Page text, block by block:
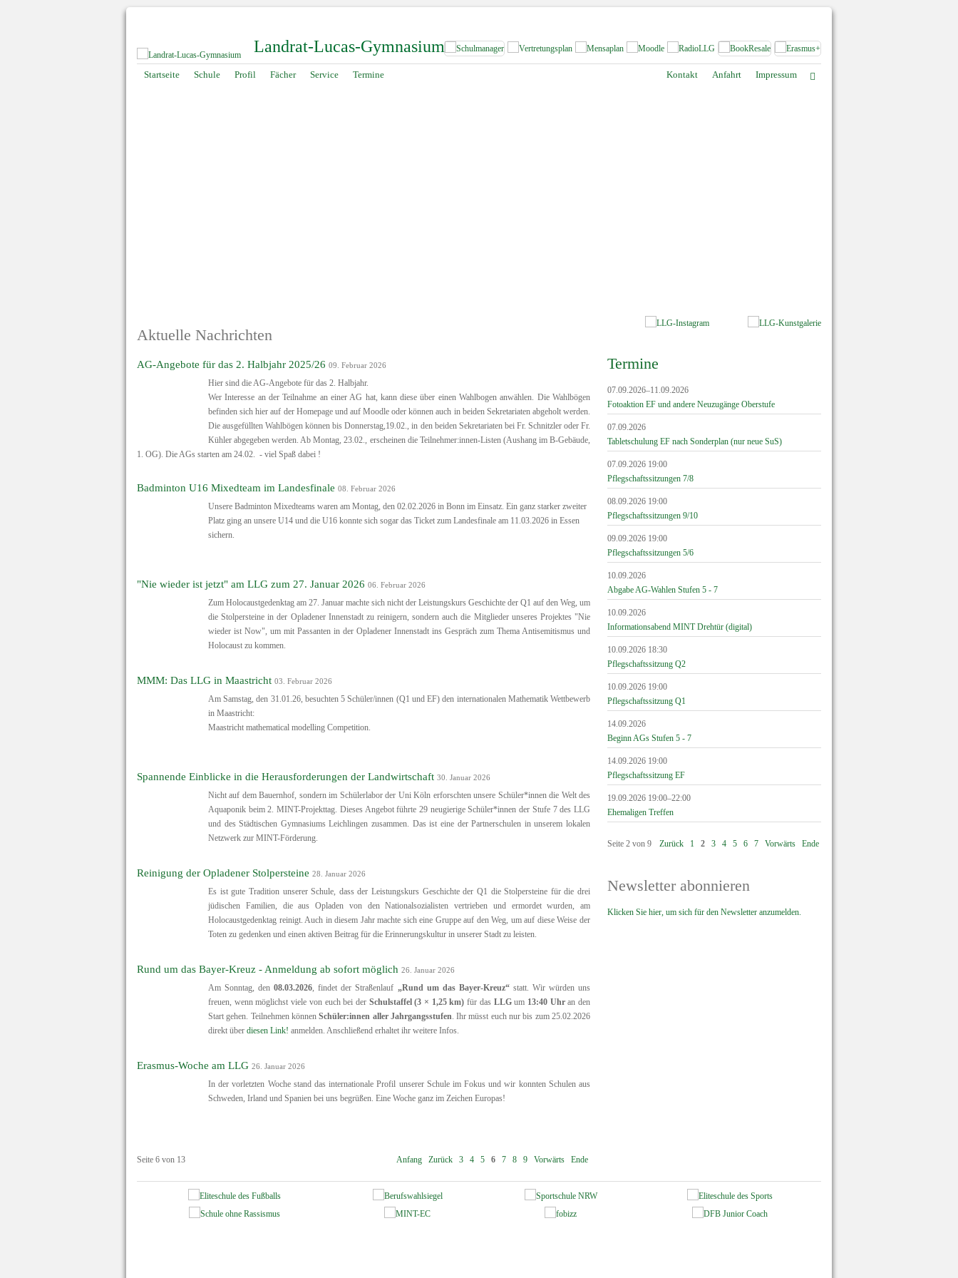
Landrat-Lucas-Gymnasium
Navigation
Startseite Schule Profil Fächer Service Termine Impressum
Anfahrt
Kontakt
Aktuelle Nachrichten
AG-Angebote für das 2. Halbjahr 2025/26 09. Februar 2026
Hier sind die AG-Angebote für das 2. Halbjahr.
Wer Interesse an der Teilnahme an einer AG hat, kann diese über einen Wahlbogen anwählen. Die Wahlbögen
befinden sich hier auf der Homepage und auf Moodle oder können auch in beiden Sekretariaten abgeholt werden.
Die ausgefüllten Wahlbögen können bis Donnerstag,19.02., in den beiden Sekretariaten bei Fr. Schnitzler oder Fr.
Kühler abgegeben werden. Ab Montag, 23.02., erscheinen die Teilnehmer:innen-Listen (Aushang im B-Gebäude,
1. OG). Die AGs starten am 24.02. - viel Spaß dabei !
Badminton U16 Mixedteam im Landesfinale 08. Februar 2026
Unsere Badminton Mixedteams waren am Montag, den 02.02.2026 in Bonn im Einsatz. Ein ganz starker zweiter
Platz ging an unsere U14 und die U16 konnte sich sogar das Ticket zum Landesfinale am 11.03.2026 in Essen
sichern.
"Nie wieder ist jetzt" am LLG zum 27. Januar 2026 06. Februar 2026
Zum Holocaustgedenktag am 27. Januar machte sich nicht der Leistungskurs Geschichte der Q1 auf den Weg, um
die Stolpersteine in der Opladener Innenstadt zu reinigern, sondern auch die Mitglieder unseres Projektes "Nie
wieder ist Now", um mit Passanten in der Opladener Innenstadt ins Gespräch zum Thema Antisemitismus und
Holocaust zu kommen.
MMM: Das LLG in Maastricht 03. Februar 2026
Am Samstag, den 31.01.26, besuchten 5 Schüler/innen (Q1 und EF) den internationalen Mathematik Wettbewerb
in Maastricht:
Maastricht mathematical modelling Competition.
Spannende Einblicke in die Herausforderungen der Landwirtschaft 30. Januar 2026
Nicht auf dem Bauernhof, sondern im Schülerlabor der Uni Köln erforschten unsere Schüler*innen die Welt des
Aquaponik beim 2. MINT-Projekttag. Dieses Angebot führte 29 neugierige Schüler*innen der Stufe 7 des LLG
und des Städtischen Gymnasiums Leichlingen zusammen. Das ist eine der Partnerschulen in unserem lokalen
Netzwerk zur MINT-Förderung.
Reinigung der Opladener Stolpersteine 28. Januar 2026
Es ist gute Tradition unserer Schule, dass der Leistungskurs Geschichte der Q1 die Stolpersteine für die drei
jüdischen Familien, die aus Opladen von den Nationalsozialisten vertrieben und ermordet wurden, am
Holocaustgedenktag reinigt. Auch in diesem Jahr machte sich eine Gruppe auf den Weg, um auf diese Weise der
Toten zu gedenken und einen aktiven Beitrag für die Erinnerungskultur in unserer Stadt zu leisten.
Rund um das Bayer-Kreuz - Anmeldung ab sofort möglich 26. Januar 2026
Am Sonntag, den08.03.2026 , findet der Straßenlauf „Rund um das Bayer-Kreuz“statt. Wir würden uns
freuen, wenn möglichst viele von euch bei der Schulstaffel (3 × 1,25 km) für das LLGum 13:40 Uhran den
Start gehen. Teilnehmen könnenSchüler:innen aller Jahrgangsstufen . Ihr müsst euch nur bis zum 25.02.2026
direkt über diesen Link! anmelden. Anschließend erhaltet ihr weitere Infos.
Erasmus-Woche am LLG 26. Januar 2026
In der vorletzten Woche stand das internationale Profil unserer Schule im Fokus und wir konnten Schulen aus
Schweden, Irland und Spanien bei uns begrüßen. Eine Woche ganz im Zeichen Europas!
Seite 6 von 13 Anfang Zurück 3 4 5 6 7 8 9 Vorwärts Ende
Termine
07.09.2026–11.09.2026
Fotoaktion EF und andere Neuzugänge Oberstufe
07.09.2026
Tabletschulung EF nach Sonderplan (nur neue SuS)
07.09.2026 19:00
Pflegschaftssitzungen 7/8
08.09.2026 19:00
Pflegschaftssitzungen 9/10
09.09.2026 19:00
Pflegschaftssitzungen 5/6
10.09.2026
Abgabe AG-Wahlen Stufen 5 - 7
10.09.2026
Informationsabend MINT Drehtür (digital)
10.09.2026 18:30
Pflegschaftssitzung Q2
10.09.2026 19:00
Pflegschaftssitzung Q1
14.09.2026
Beginn AGs Stufen 5 - 7
14.09.2026 19:00
Pflegschaftssitzung EF
19.09.2026 19:00–22:00
Ehemaligen Treffen
Seite 2 von 9 Zurück 1 2 3 4 5 6 7 Vorwärts Ende
Newsletter abonnieren
Klicken Sie hier, um sich für den Newsletter anzumelden.